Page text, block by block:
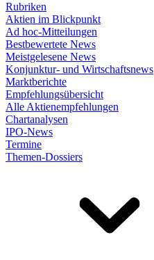
Rubriken
Aktien im Blickpunkt
Ad hoc-Mitteilungen
Bestbewertete News
Meistgelesene News
Konjunktur- und Wirtschaftsnews
Marktberichte
Empfehlungsübersicht
Alle Aktienempfehlungen
Chartanalysen
IPO-News
Termine
Themen-Dossiers